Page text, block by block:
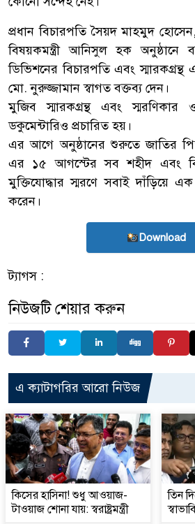
প্রধান বিচারপতি সৈয়দ মাহমুদ
বিষয়কমন্ত্রী আনিসুল হক অনুষ্ঠানে
ডিভিশনের বিচারপতি এবং
মো. নুরুজ্জামান স্বাগত বক্তব্য দেন।
মুজিব স্মারকগ্রন্থ এবং স্মরণিকার
ডকুমেন্টারিও প্রচারিত হয়।
এর আগে অনুষ্ঠানের শুরুতে জাতির
এর ১৫ আগস্টের সব শহীদ এবং
মুক্তিযোদ্ধার স্মরণে সবাই দাঁড়িয়ে
করেন।
Download
ট্যাগস :
নিউজটি শেয়ার করুন
এ ক্যাটাগরির আরো নিউজ
কিসের হাসিনা! শুধু আওয়াজ-
টাওয়াজ শোনা যায়: স্বরাষ্ট্রমন্ত্রী
তিন